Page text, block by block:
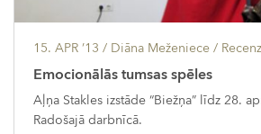
15. APR ’13 / Diāna Meženiece /
Emocionālās tumsas spēles
Aļņa Stakles izstāde “Biežņa” līdz 28.
Radošajā darbnīcā.